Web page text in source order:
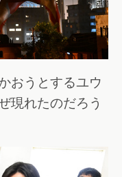
おうとするユウ
現れたのだろう